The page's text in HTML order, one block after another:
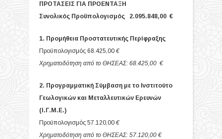
ΠΡΟΤΑΣΕΙΣ ΓΙΑ ΠΡΟΕΝΤΑΞΗ
Συνολικός Προϋπολογισμός 2.095.848,00 €
1. Προμήθεια Προστατευτικής Περίφραξης
Προϋπολογισμός 68.425,00 €
Χρηματοδότηση από το ΘΗΣΕΑΣ: 68.425,00 €
2. Προγραμματική Σύμβαση με το Ινστιτούτο
Γεωλογικών και Μεταλλευτικών Ερευνών
(Ι.Γ.Μ.Ε.)
Προϋπολογισμός 57.120,00 €
Χρηματοδότηση από το ΘΗΣΕΑΣ: 57.120,00 €